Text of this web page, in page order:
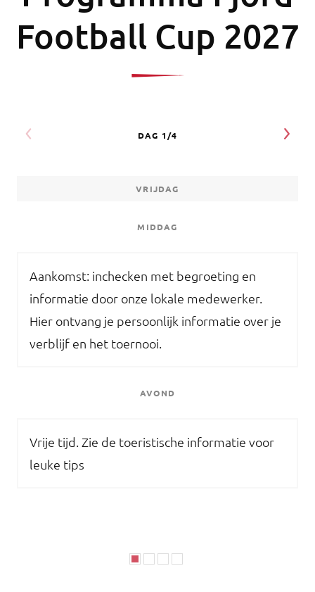
Football Cup 2027
VRIJDAG
MIDDAG
Aankomst: inchecken met begroeting en
informatie door onze lokale medewerker.
Hier ontvang je persoonlijk informatie over je
verblijf en het toernooi.
AVOND
Vrije tijd. Zie de toeristische informatie voor
leuke tips